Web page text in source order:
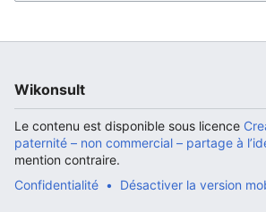
Wikonsult
Le contenu est disponible sous licence
paternité – non commercial – partage à
mention contraire.
Confidentialité
Désactiver la version